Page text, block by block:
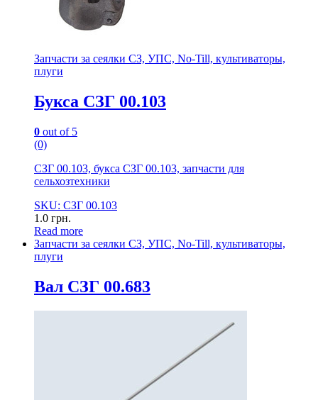
Запчасти за сеялки СЗ, УПС, No-Till, культиваторы,
плуги
Букса СЗГ 00.103
0 out of 5
(0)
СЗГ 00.103, букса СЗГ 00.103, запчасти для
сельхозтехники
SKU: СЗГ 00.103
1.0 грн.
Read more
Запчасти за сеялки СЗ, УПС, No-Till, культиваторы,
плуги
Вал СЗГ 00.683